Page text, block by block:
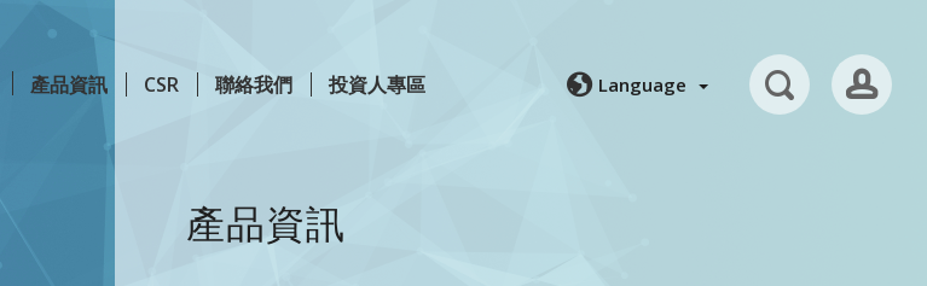
產品資訊 CSR 聯絡我們 投資人專區 Language
產品資訊